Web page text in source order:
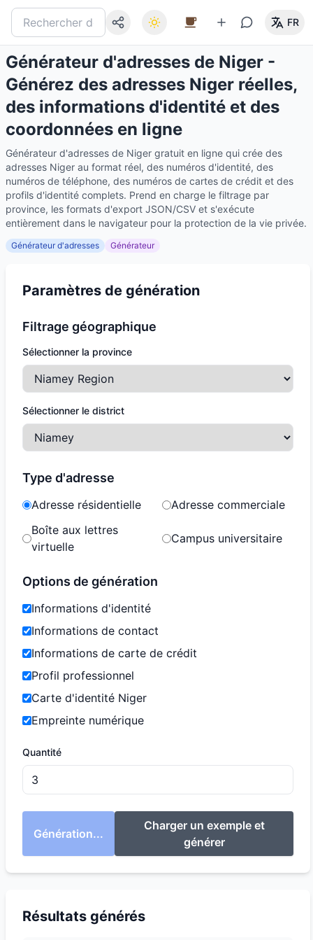
FR
Générateur d'adresses de Niger -
Générez des adresses Niger réelles,
des informations d'identité et des
coordonnées en ligne
Générateur d'adresses de Niger gratuit en ligne qui crée des
adresses Niger au format réel, des numéros d'identité, des
numéros de téléphone, des numéros de cartes de crédit et des
profils d'identité complets. Prend en charge le filtrage par
province, les formats d'export JSON/CSV et s'exécute
entièrement dans le navigateur pour la protection de la vie privée.
Générateur d'adresses Générateur
Paramètres de génération
Filtrage géographique
Sélectionner la province
Sélectionner le district
Type d'adresse
Adresse résidentielle
Adresse commerciale
Boîte aux lettres
virtuelle
Campus universitaire
Options de génération
Informations d'identité
Informations de contact
Informations de carte de crédit
Profil professionnel
Carte d'identité Niger
Empreinte numérique
Quantité
Génération...
Charger un exemple et
générer
Résultats générés